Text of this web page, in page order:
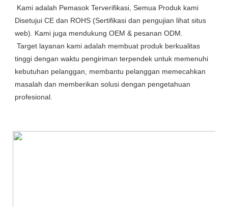
Disetujui CE dan ROHS (Sertifikasi dan pengujian lihat situs
web). Kami juga mendukung OEM & pesanan ODM.
tinggi dengan waktu pengiriman terpendek untuk memenuhi
kebutuhan pelanggan, membantu pelanggan memecahkan
masalah dan memberikan solusi dengan pengetahuan
profesional.